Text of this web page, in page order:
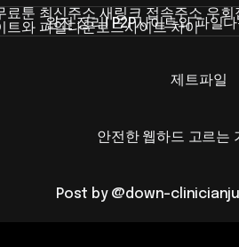
트리밍, 쇼핑, 자료 사이트까지 하
다 보니... – @down-
완전 정리! P2P사이트와 파일
제트파일
안전한 웹하드 고르는
Post by @down-